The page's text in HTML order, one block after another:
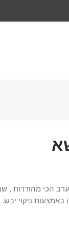
הכי מהודרות ,